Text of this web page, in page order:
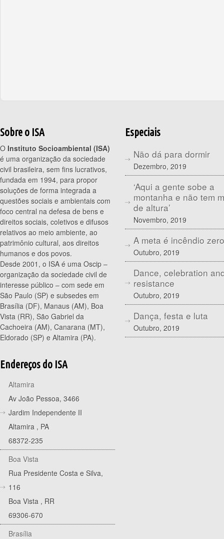
Sobre o ISA
O Instituto Socioambiental (ISA)
é uma organização da sociedade
civil brasileira, sem fins lucrativos,
fundada em 1994, para propor
soluções de forma integrada a
questões sociais e ambientais com
foco central na defesa de bens e
direitos sociais, coletivos e difusos
relativos ao meio ambiente, ao
patrimônio cultural, aos direitos
humanos e dos povos.
Desde 2001, o ISA é uma Oscip –
organização da sociedade civil de
interesse público – com sede em
São Paulo (SP) e subsedes em
Brasília (DF), Manaus (AM), Boa
Vista (RR), São Gabriel da
Cachoeira (AM), Canarana (MT),
Eldorado (SP) e Altamira (PA).
Endereços do ISA
Altamira
Av João Pessoa, 3466
Jardim Independente II
Altamira , PA
68372-235
Boa Vista
Rua Presidente Costa e Silva,
116
Boa Vista , RR
69306-670
Brasília
Especiais
Não dá para dormir
Dezembro, 2019
‘Aqui a gente sobe a
montanha e não tem
de altura’
Novembro, 2019
A meta é incêndio zero
Outubro, 2019
Dance, celebration
resistance
Outubro, 2019
Dança, festa e luta
Outubro, 2019